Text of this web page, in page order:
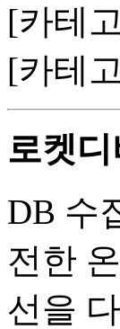
[카테
[카테
로켓
DB 수
전한
선을